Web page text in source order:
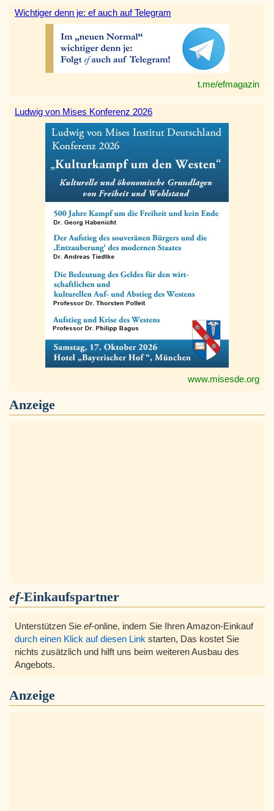
Wichtiger denn je: ef auch auf Telegram
t.me/efmagazin
Ludwig von Mises Konferenz 2026
www.misesde.org
Anzeige
ef-Einkaufspartner
Unterstützen Sie ef-online, indem Sie Ihren Amazon-Einkauf
durch einen Klick auf diesen Link starten, Das kostet Sie
nichts zusätzlich und hilft uns beim weiteren Ausbau des
Angebots.
Anzeige